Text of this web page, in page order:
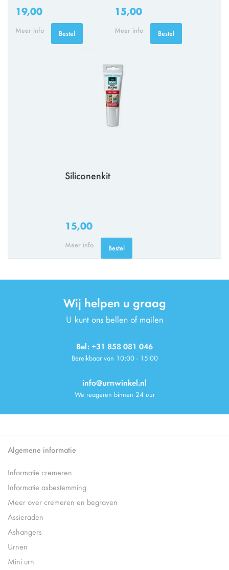
19,00
Meer info Bestel
15,00
Meer info Bestel
Siliconenkit
15,00
Meer info Bestel
Wij helpen u graag
U kunt ons bellen of mailen
Bel: +31 858 081 046
Bereikbaar van 10:00 - 15:00
info@urnwinkel.nl
We reageren binnen 24 uur
Algemene informatie
Informatie cremeren
Informatie asbestemming
Meer over cremeren en begraven
Assieraden
Ashangers
Urnen
Mini urn